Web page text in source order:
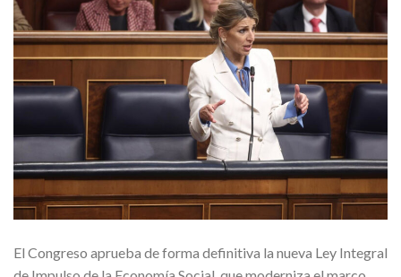
El Congreso aprueba de forma definitiva la nueva Ley Integral